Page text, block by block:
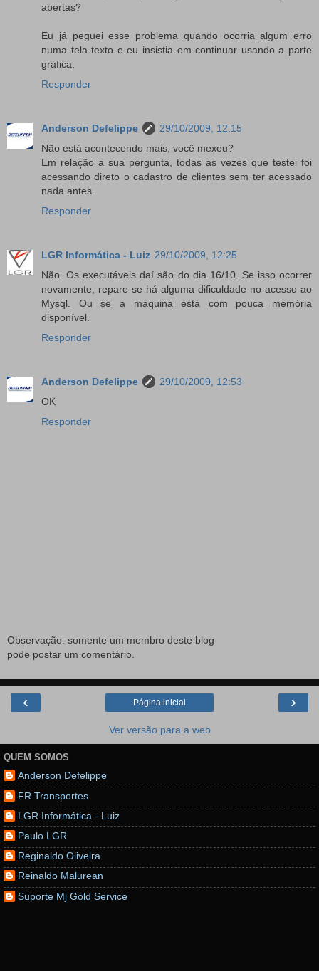
abertas?
Eu já peguei esse problema quando ocorria algum erro
numa tela texto e eu insistia em continuar usando a parte
gráfica.
Responder
Anderson Defelippe
29/10/2009, 12:15
Não está acontecendo mais, você mexeu?
Em relação a sua pergunta, todas as vezes que testei foi
acessando direto o cadastro de clientes sem ter acessado
nada antes.
Responder
LGR Informática - Luiz 29/10/2009, 12:25
Não. Os executáveis daí são do dia 16/10. Se isso ocorrer
novamente, repare se há alguma dificuldade no acesso ao
Mysql. Ou se a máquina está com pouca memória
disponível.
Responder
Anderson Defelippe
29/10/2009, 12:53
OK
Responder
Observação: somente um membro deste blog
pode postar um comentário.
‹ ›
Página inicial
Ver versão para a web
QUEM SOMOS
Anderson Defelippe
FR Transportes
LGR Informática - Luiz
Paulo LGR
Reginaldo Oliveira
Reinaldo Malurean
Suporte Mj Gold Service